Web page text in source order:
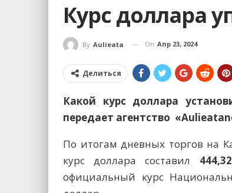
Курс доллара
By Aulieata On Апр 23, 2024
Делиться
Какой курс доллара
передает агентство
По итогам дневных торгов на
курс доллара составил
официальный курс